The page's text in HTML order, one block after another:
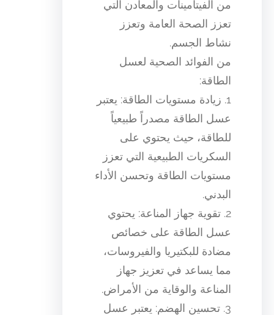
من الفيتامينات والمعادن التي
تعزز الصحة العامة وتعزز
نشاط الجسم.
من الفوائد الصحية لعسل
الطاقة:
1. زيادة مستويات الطاقة: يعتبر
عسل الطاقة مصدراً طبيعياً
للطاقة، حيث يحتوي على
السكريات الطبيعية التي تعزز
مستويات الطاقة وتحسن الأداء
البدني.
2. تقوية جهاز المناعة: يحتوي
عسل الطاقة على خصائص
مضادة للبكتيريا والفيروسات،
مما يساعد في تعزيز جهاز
المناعة والوقاية من الأمراض.
3. تحسين الهضم: يعتبر عسل